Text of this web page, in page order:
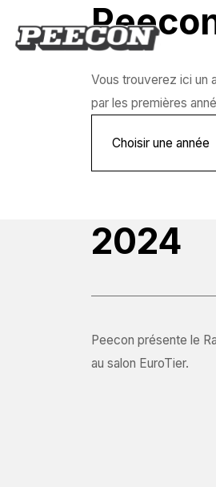
Vous trouverez ici un
par les premières
2024
Peecon présente le
au salon EuroTier.